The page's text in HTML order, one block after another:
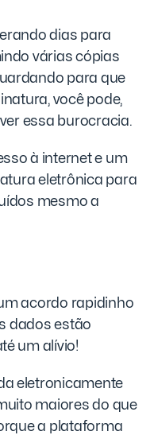
dias para
várias cópias
para que
você pode,
essa burocracia.
à internet e um
eletrônica para
mesmo a
acordo rapidinho
dados estão
um alívio!
eletronicamente
maiores do que
a plataforma